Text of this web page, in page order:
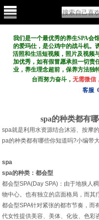
我们是一个最优秀的养生SPA会
的爱玛仕，是公鸡中的战斗机。
活照和生活短视频，照片及视频
加优秀，如有假冒愿承担一切责
业，养生理念超前，保养方法独
台而努力奋斗，无需微信
客服
spa的种类都有
spa就是利用水资源结合沐浴、按摩
pa的种类都有哪些你知道吗?小编带
spa
spa的种类：都会型
都会型SPA(Day SPA)：由于地狭人
物中心。也有独立的店面格局，而其
都会型SPA针对紧张的都市节奏，而
代女性提供美容、美体、化妆、色彩